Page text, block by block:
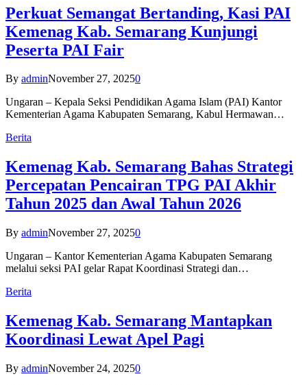
Perkuat Semangat Bertanding, Kasi PAI
Kemenag Kab. Semarang Kunjungi
Peserta PAI Fair
By adminNovember 27, 20250
Ungaran – Kepala Seksi Pendidikan Agama Islam (PAI) Kantor
Kementerian Agama Kabupaten Semarang, Kabul Hermawan…
Berita
Kemenag Kab. Semarang Bahas Strategi
Percepatan Pencairan TPG PAI Akhir
Tahun 2025 dan Awal Tahun 2026
By adminNovember 27, 20250
Ungaran – Kantor Kementerian Agama Kabupaten Semarang
melalui seksi PAI gelar Rapat Koordinasi Strategi dan…
Berita
Kemenag Kab. Semarang Mantapkan
Koordinasi Lewat Apel Pagi
By adminNovember 24, 20250